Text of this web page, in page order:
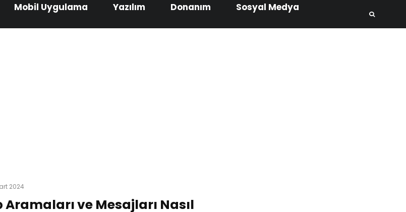
Mobil Uygulama Yazılım Donanım
Sosyal Medya
2024
ve Mesajları Nasıl